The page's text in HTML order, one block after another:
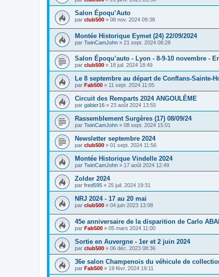
Salon Époqu’Auto
par club500 » 08 nov. 2024 09:38
Montée Historique Eymet (24) 22/09/2024
par TwinCamJohn » 21 sept. 2024 08:28
Salon Époqu’auto - Lyon - 8-9-10 novembre -
par club500 » 18 juil. 2024 18:49
Le 8 septembre au départ de Conflans-Sainte-
par Fab500 » 11 sept. 2024 11:05
Circuit des Remparts 2024 ANGOULÊME
par gabier16 » 23 août 2024 13:55
Rassemblement Surgères (17) 08/09/24
par TwinCamJohn » 08 sept. 2024 15:01
Newsletter septembre 2024
par club500 » 01 sept. 2024 11:56
Montée Historique Vindelle 2024
par TwinCamJohn » 17 août 2024 12:49
Zolder 2024
par fred595 » 25 juil. 2024 19:31
NRJ 2024 - 17 au 20 mai
par club500 » 04 juin 2023 13:08
45e anniversaire de la disparition de Carlo
par Fab500 » 05 mars 2024 11:00
Sortie en Auvergne - 1er et 2 juin 2024
par club500 » 06 déc. 2023 08:36
36e salon Champenois du véhicule de
par Fab500 » 19 févr. 2024 19:11